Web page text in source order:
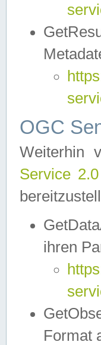
OGC
Weiterhin
Service
ihren
Format